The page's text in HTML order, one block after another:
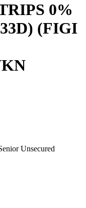
0%
(FIGI
Unsecured